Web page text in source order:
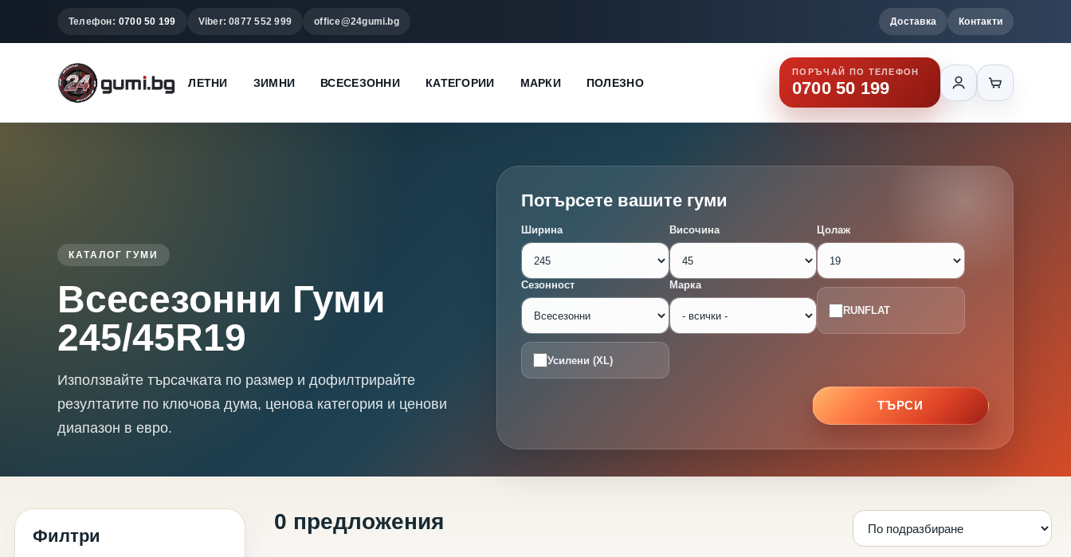
Телефон: 0700 50 199 Viber: 0877 552 999 office@24gumi.bg Доставка Контакти
ЛЕТНИ ЗИМНИ ВСЕСЕЗОННИ КАТЕГОРИИ МАРКИ ПОЛЕЗНО
ПОРЪЧАЙ ПО ТЕЛЕФОН
0700 50 199
КАТАЛОГ ГУМИ
Всесезонни Гуми
245/45R19
Използвайте търсачката по размер и дофилтрирайте
резултатите по ключова дума, ценова категория и ценови
диапазон в евро.
Потърсете вашите гуми
Ширина Височина Цолаж
Сезонност Марка
RUNFLAT
Усилени (XL)
ТЪРСИ
Филтри
0 предложения